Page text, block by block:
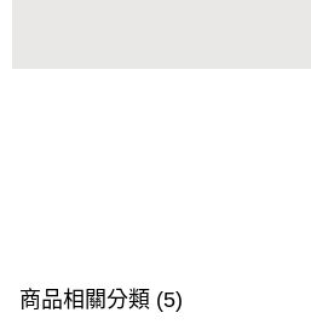
商品相關分類 (5)